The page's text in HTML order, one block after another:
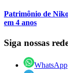
Patrimônio de
em 4 anos
Siga nossas
WhatsApp